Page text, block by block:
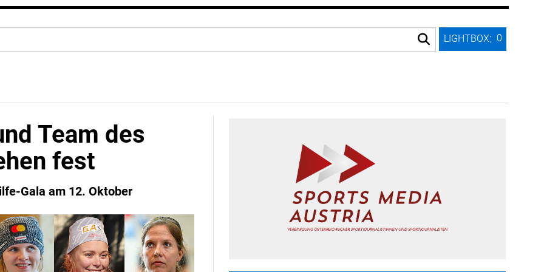
LIGHTBOX: 0
Team des
fest
Gala am 12. Oktober